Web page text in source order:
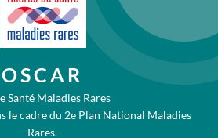
OSCAR
Santé Maladies Rares
le cadre du 2e Plan National Maladies
Rares.